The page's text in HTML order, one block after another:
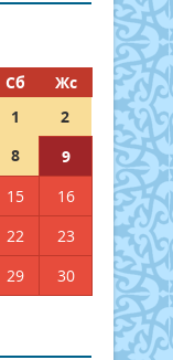
Сб
Жс
1
2
8
9
15
16
22
23
29
30